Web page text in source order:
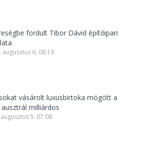
fordult Tibor Dávid építőipari
augusztus 6. 08:19
vásárolt luxusbirtoka mögött a
milliárdos
5. 07:08